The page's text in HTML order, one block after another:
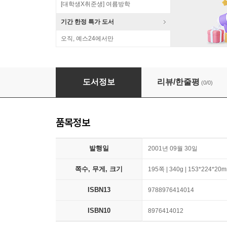
[대학생X취준생] 여름방학
기간 한정 특가 도서
오직, 예스24에서만
Yeats 시 연구
도서정보 리뷰/한줄평 (0/0)
품목정보
발행일 2001년 09월 30일
쪽수, 무게, 크기 195쪽 | 340g |
ISBN13 9788976414014
ISBN10 8976414012